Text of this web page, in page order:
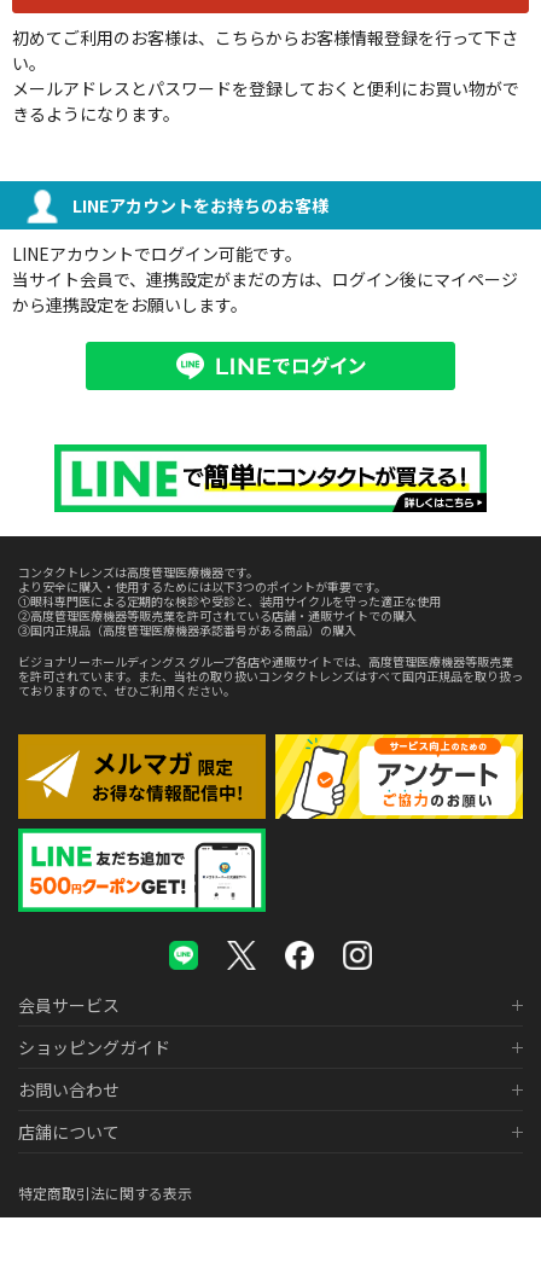
初めてご利用のお客様は、こちらからお客様情報登録を行って下さ
い。
メールアドレスとパスワードを登録しておくと便利にお買い物がで
きるようになります。
LINEアカウントをお持ちのお客様
LINEアカウントでログイン可能です。
当サイト会員で、連携設定がまだの方は、ログイン後にマイページ
から連携設定をお願いします。
コンタクトレンズは高度管理医療機器です。
より安全に購入・使用するためには以下3つのポイントが重要です。
①眼科専門医による定期的な検診や受診と、装用サイクルを守った適正な使用
②高度管理医療機器等販売業を許可されている店舗・通販サイトでの購入
③国内正規品（高度管理医療機器承認番号がある商品）の購入
ビジョナリーホールディングス グループ各店や通販サイトでは、高度管理医療機器等販売業
を許可されています。また、当社の取り扱いコンタクトレンズはすべて国内正規品を取り扱っ
ておりますので、ぜひご利用ください。
会員サービス
ショッピングガイド
お問い合わせ
店舗について
特定商取引法に関する表示